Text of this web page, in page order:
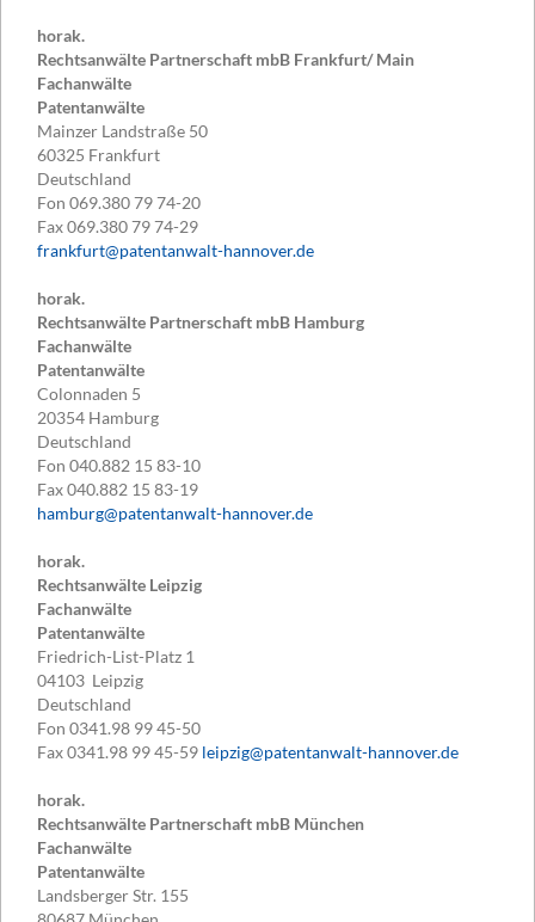
horak.
Rechtsanwälte Partnerschaft mbB Frankfurt/ Main
Fachanwälte
Patentanwälte
Mainzer Landstraße 50
60325 Frankfurt
Deutschland
Fon 069.380 79 74-20
Fax069.380 79 74-29
frankfurt@patentanwalt-hannover.de
horak.
Rechtsanwälte Partnerschaft mbB Hamburg
Fachanwälte
Patentanwälte
Colonnaden 5
20354 Hamburg
Deutschland
Fon 040.882 15 83-10
Fax040.882 15 83-19
hamburg@patentanwalt-hannover.de
horak.
Rechtsanwälte Leipzig
Fachanwälte
Patentanwälte
Friedrich-List-Platz 1
04103 Leipzig
Deutschland
Fon 0341.98 99 45-50
Fax0341.98 99 45-59 leipzig@patentanwalt-hannover.de
horak.
Rechtsanwälte Partnerschaft mbB München
Fachanwälte
Patentanwälte
Landsberger Str. 155